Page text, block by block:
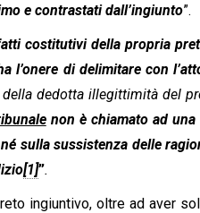
e contrastati dall’ingiunto”.
costitutivi della propria
l’onere di delimitare con
dedotta illegittimità del
non è chiamato ad una
sulla sussistenza delle
[1]”.
ingiuntivo, oltre ad aver